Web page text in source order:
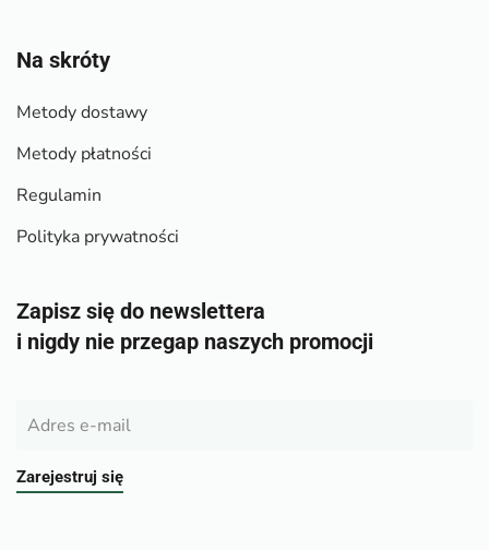
Na skróty
Metody dostawy
Metody płatności
Regulamin
Polityka prywatności
Zapisz się do newslettera
i nigdy nie przegap naszych promocji
Zarejestruj się